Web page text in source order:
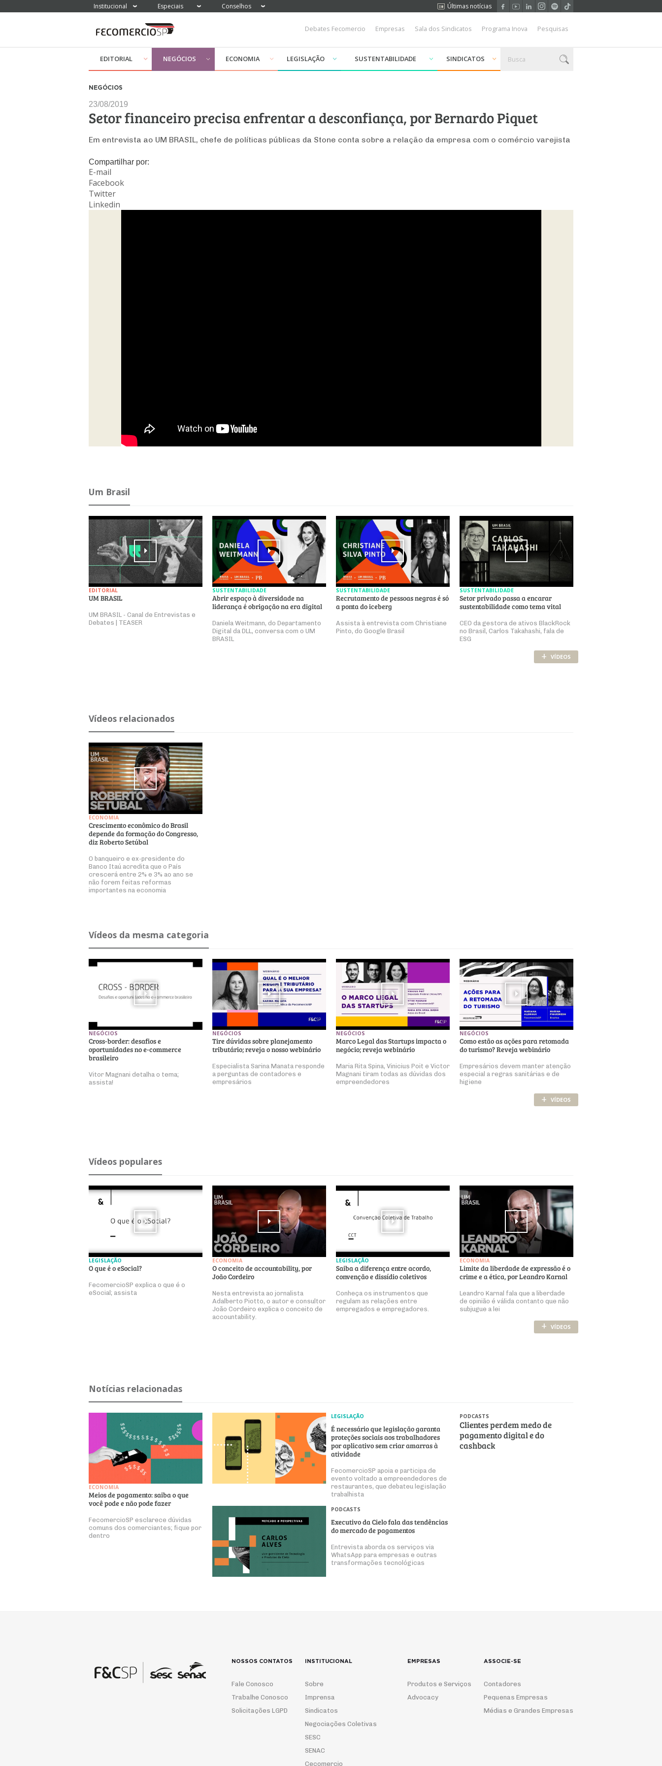
Institucional Especiais Conselhos Últimas notícias
Debates Fecomercio Empresas Sala dos Sindicatos Programa Inova Pesquisas
EDITORIAL NEGÓCIOS ECONOMIA LEGISLAÇÃO SUSTENTABILIDADE SINDICATOS
NEGÓCIOS
23/08/2019
Setor financeiro precisa enfrentar a desconfiança, por Bernardo Piquet
Em entrevista ao UM BRASIL, chefe de políticas públicas da Stone conta sobre a relação da empresa com o comércio varejista
Compartilhar por:
E-mail
Facebook
Twitter
Linkedin
Um Brasil
EDITORIAL
UM BRASIL
UM BRASIL - Canal de Entrevistas e
Debates | TEASER
SUSTENTABILIDADE
Abrir espaço à diversidade na
liderança é obrigação na era digital
Daniela Weitmann, do Departamento
Digital da DLL, conversa com o UM
BRASIL
SUSTENTABILIDADE
Recrutamento de pessoas negras é só
a ponta do iceberg
Assista à entrevista com Christiane
Pinto, do Google Brasil
SUSTENTABILIDADE
Setor privado passa a encarar
sustentabilidade como tema vital
CEO da gestora de ativos BlackRock
no Brasil, Carlos Takahashi, fala de
ESG
+ VÍDEOS
Ví­deos re­la­ci­o­nados
ECONOMIA
Crescimento econômico do Brasil
depende da formação do Congresso,
diz Roberto Setúbal
O banqueiro e ex-presidente do
Banco Itaú acredita que o País
crescerá entre 2% e 3% ao ano se
não forem feitas reformas
importantes na economia
Ví­deos da mesma ca­te­goria
NEGÓCIOS
Cross-border: desafios e
oportunidades no e-commerce
brasileiro
Vitor Magnani detalha o tema;
assista!
NEGÓCIOS
Tire dúvidas sobre planejamento
tributário; reveja o nosso webinário
Especialista Sarina Manata responde
a perguntas de contadores e
empresários
NEGÓCIOS
Marco Legal das Startups impacta o
negócio; reveja webinário
Maria Rita Spina, Vinicius Poit e Victor
Magnani tiram todas as dúvidas dos
empreendedores
NEGÓCIOS
Como estão as ações para retomada
do turismo? Reveja webinário
Empresários devem manter atenção
especial a regras sanitárias e de
higiene
+ VÍDEOS
Ví­deos po­pu­lares
LEGISLAÇÃO
O que é o eSocial?
FecomercioSP explica o que é o
eSocial; assista
ECONOMIA
O conceito de accountability, por
João Cordeiro
Nesta entrevista ao jornalista
Adalberto Piotto, o autor e consultor
João Cordeiro explica o conceito de
accountability.
LEGISLAÇÃO
Saiba a diferença entre acordo,
convenção e dissídio coletivos
Conheça os instrumentos que
regulam as relações entre
empregados e empregadores.
ECONOMIA
Limite da liberdade de expressão é o
crime e a ética, por Leandro Karnal
Leandro Karnal fala que a liberdade
de opinião é válida contanto que não
subjugue a lei
+ VÍDEOS
Notícias relacionadas
ECONOMIA
Meios de pagamento: saiba o que
você pode e não pode fazer
FecomercioSP esclarece dúvidas
comuns dos comerciantes; fique por
dentro
LEGISLAÇÃO
É necessário que legislação garanta
proteções sociais aos trabalhadores
por aplicativo sem criar amarras à
atividade
FecomercioSP apoia e participa de
evento voltado a empreendedores de
restaurantes, que debateu legislação
trabalhista
PODCASTS
Executivo da Cielo fala das tendências
do mercado de pagamentos
Entrevista aborda os serviços via
WhatsApp para empresas e outras
transformações tecnológicas
PODCASTS
Clientes perdem medo de
pagamento digital e do
cashback
NOSSOS CONTATOS
Fale Conosco
Trabalhe Conosco
Solicitações LGPD
INSTITUCIONAL
Sobre
Imprensa
Sindicatos
Negociações Coletivas
SESC
SENAC
Cecomercio
EMPRESAS
Produtos e Serviços
Advocacy
ASSOCIE-SE
Contadores
Pequenas Empresas
Médias e Grandes Empresas